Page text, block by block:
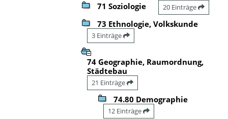
71 Soziologie 20 Einträge
73 Ethnologie, Volkskunde
3 Einträge
74 Geographie, Raumordnung,
Städtebau
21 Einträge
74.80 Demographie
12 Einträge